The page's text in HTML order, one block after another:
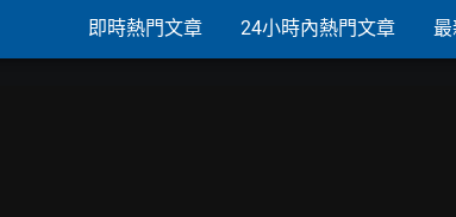
即時熱門文章 24小時內熱門文章